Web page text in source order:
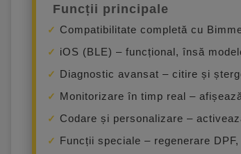
Funcții principale
Compatibilitate completă cu
iOS (BLE) – funcțional, însă
Diagnostic avansat – citire și
Monitorizare în timp real –
Codare și personalizare –
Funcții speciale – regenerare